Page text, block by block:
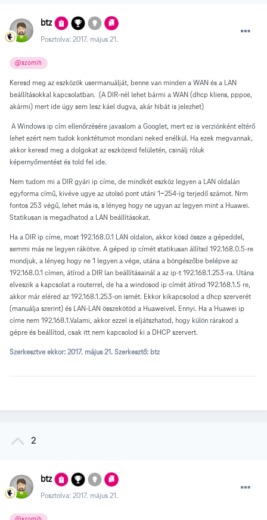
btz
Posztolva: 2017. május 21.
@szomih
Keresd meg az eszközök usermanuálját, benne van minden a WAN és a LAN
beállításokkal kapcsolatban. (A DIR-nél lehet bármi a WAN (dhcp kliens, pppoe,
akármi) mert ide úgy sem lesz káel dugva, akár hibát is jelezhet)
A Windows ip cím ellenőrzésére javaslom a Googlet, mert ez is verziónként eltérő
lehet ezért nem tudok konktétumot mondani neked enélkül. Ha ezek megvannak,
akkor keresd meg a dolgokat az eszközeid felületén, csinálj róluk
képernyőmentést és told fel ide.
Nem tudom mi a DIR gyári ip címe, de mindkét eszköz legyen a LAN oldalán
egyforma című, kivéve ugye az utolsó pont utáni 1-254-ig terjedő számot. Nrm
fontos 253 végű, lehet más is, s lényeg hogy ne ugyan az legyen mint a Huawei.
Statikusan is megadhatod a LAN beállításokat.
Ha a DIR ip címe, most 192.168.0.1 LAN oldalon, akkor kösd össze a gépeddel,
semmi más ne legyen rákötve. A géped ip címét statikusan állítsd 192.168.0.5-re
mondjuk, a lényeg hogy ne 1 legyen a vége, utána a böngészőbe belépve az
192.168.0.1 címen, átírod a DIR lan beállításainál a az ip-t 192.168.1.253-ra. Utána
elveszik a kapcsolat a routerrel, de ha a windosod ip címét átírod 192.168.1.5 re,
akkor már eléred az 192.168.1.253-on ismét. Ekkor kikapcsolod a dhcp szerverét
(manuálja szerint) és LAN-LAN összekötöd a Huaweivel. Ennyi. Ha a Huawei ip
címe nem 192.168.1.Valami, akkor ezzel is eljátszhatod, hogy külön rárakod a
gépre és beállítod, csak itt nem kapcsolod ki a DHCP szervert.
Szerkesztve ekkor: 2017. május 21. Szerkesztő: btz
2
btz
Posztolva: 2017. május 21.